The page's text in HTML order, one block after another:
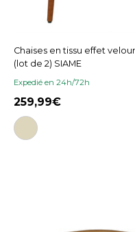
Chaises en tissu effet
(lot de 2) SIAME
Expedié en 24h/72h
259,99